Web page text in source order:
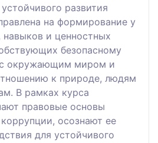
развития
на формирование у
навыков и ценностных
безопасному
окружающим миром и
к природе, людям
В рамках курса
правовые основы
осознают ее
для устойчивого